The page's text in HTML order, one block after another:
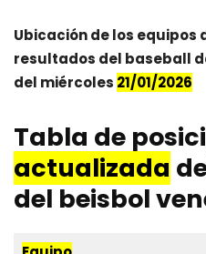
Ubicación de los equipos
resultados del baseball
del miércoles 21/01/2026
Tabla de
actualizada
del beisbol